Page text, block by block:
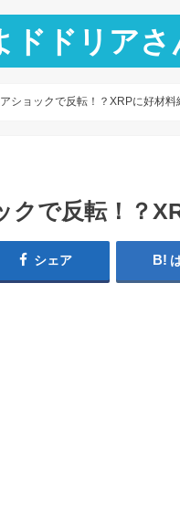
ドドリアさ
ショックで反転！？XRPに好材料
クで反転！？
シェア